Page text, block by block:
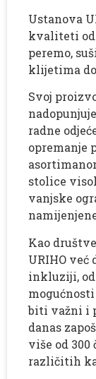
Ustanova
kvaliteti
peremo,
klijetima
Svoj
radne
opremanje
stolice
vanjske
Kao
URIHO
inkluziji,
biti važni i
danas
više od
različitih